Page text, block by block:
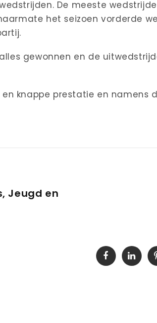
De meeste
het seizoen vorderde
gewonnen en de
knappe prestatie en namens de
Jeugd en